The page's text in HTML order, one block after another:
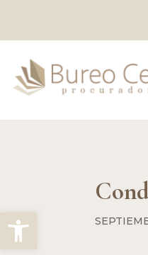
Abrir barra de